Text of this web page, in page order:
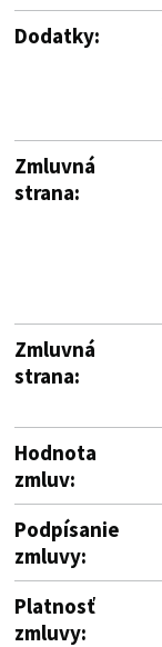
Dodatky:
Zmluvná
strana:
Zmluvná
strana:
Hodnota
zmluv:
Podpísanie
zmluvy:
Platnosť
zmluvy: